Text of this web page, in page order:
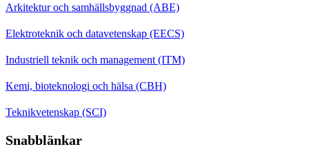
Arkitektur och samhällsbyggnad (ABE)
Elektroteknik och datavetenskap (EECS)
Industriell teknik och management (ITM)
Kemi, bioteknologi och hälsa (CBH)
Teknikvetenskap (SCI)
Snabblänkar